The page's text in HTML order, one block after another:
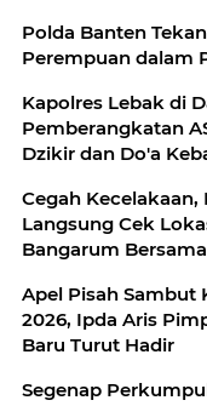
Polda Banten
Perempuan dalam
Kapolres Lebak di
Pemberangkatan
Dzikir dan Do'a
Cegah Kecelakaan,
Langsung Cek
Bangarum Bersama
Apel Pisah Sambut
2026, Ipda Aris
Baru Turut Hadir
Segenap